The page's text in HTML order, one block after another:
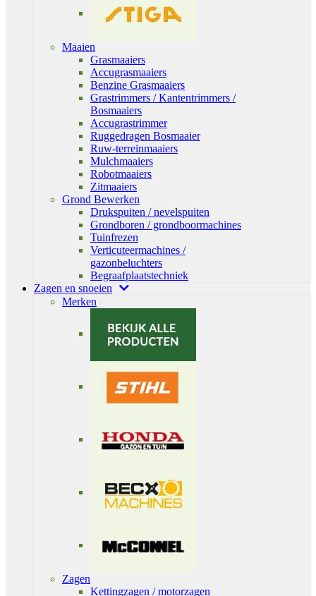
Maaien
Grasmaaiers
Accugrasmaaiers
Benzine Grasmaaiers
Grastrimmers / Kantentrimmers /
Bosmaaiers
Accugrastrimmer
Ruggedragen Bosmaaier
Ruw-terreinmaaiers
Mulchmaaiers
Robotmaaiers
Zitmaaiers
Grond Bewerken
Drukspuiten / nevelspuiten
Grondboren / grondboormachines
Tuinfrezen
Verticuteermachines /
gazonbeluchters
Begraafplaatstechniek
Zagen en snoeien
Merken
Zagen
Kettingzagen / motorzagen